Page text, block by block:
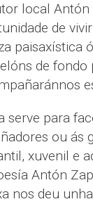
local Antón
de
paisaxística
de fondo
serve para
ou ás
xuvenil e
Antón
nos deu